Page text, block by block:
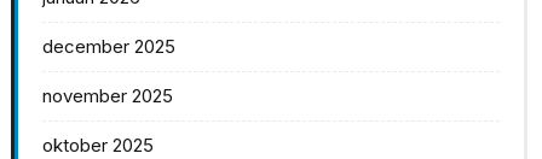
december 2025
november 2025
oktober 2025